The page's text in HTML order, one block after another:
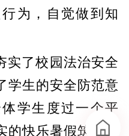
为，自觉做到知
实了校园法治安全
学生的安全防范意
学生度过一个平
快乐暑假筑牢了